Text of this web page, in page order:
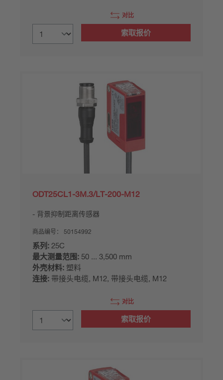
对比
索取报价
ODT25CL1-3M.3/LT-200-M12
背景抑制距离传感器
商品编号： 50154992
系列: 25C
最大测量范围: 50 ... 3,500 mm
外壳材料: 塑料
连接: 带接头电缆, M12, 带接头电缆, M12
对比
索取报价